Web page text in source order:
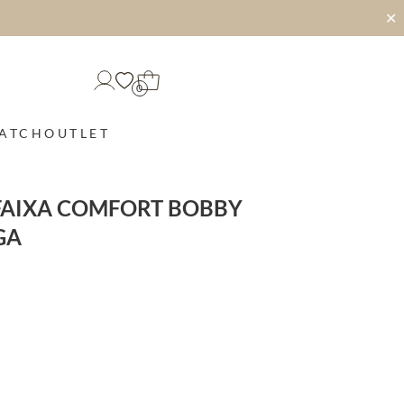
✕
0
OUTLET
COMFORT BOBBY